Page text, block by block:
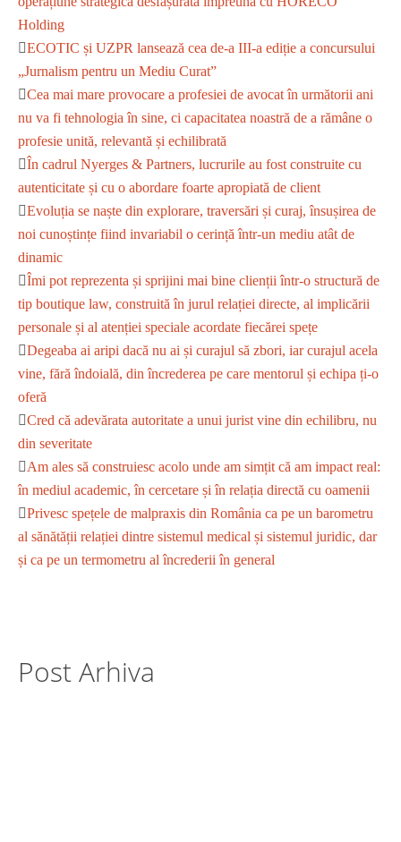
Holding
ECOTIC și UZPR lansează cea de-a III-a ediție a concursului
„Jurnalism pentru un Mediu Curat”
Cea mai mare provocare a profesiei de avocat în următorii ani
nu va fi tehnologia în sine, ci capacitatea noastră de a rămâne o
profesie unită, relevantă și echilibrată
În cadrul Nyerges & Partners, lucrurile au fost construite cu
autenticitate și cu o abordare foarte apropiată de client
Evoluția se naște din explorare, traversări și curaj, însușirea de
noi cunoștințe fiind invariabil o cerință într-un mediu atât de
dinamic
Îmi pot reprezenta și sprijini mai bine clienții într-o structură de
tip boutique law, construită în jurul relației directe, al implicării
personale și al atenției speciale acordate fiecărei spețe
Degeaba ai aripi dacă nu ai și curajul să zbori, iar curajul acela
vine, fără îndoială, din încrederea pe care mentorul și echipa ți-o
oferă
Cred că adevărata autoritate a unui jurist vine din echilibru, nu
din severitate
Am ales să construiesc acolo unde am simțit că am impact real:
în mediul academic, în cercetare și în relația directă cu oamenii
Privesc spețele de malpraxis din România ca pe un barometru
al sănătății relației dintre sistemul medical și sistemul juridic, dar
și ca pe un termometru al încrederii în general
Post Arhiva